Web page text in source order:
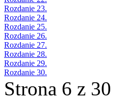
Rozdanie 23.
Rozdanie 24.
Rozdanie 25.
Rozdanie 26.
Rozdanie 27.
Rozdanie 28.
Rozdanie 29.
Rozdanie 30.
Strona 6 z 30